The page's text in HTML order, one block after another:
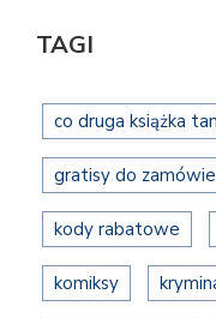
TAGI
co druga książka
gratisy do
kody rabatowe
komiksy